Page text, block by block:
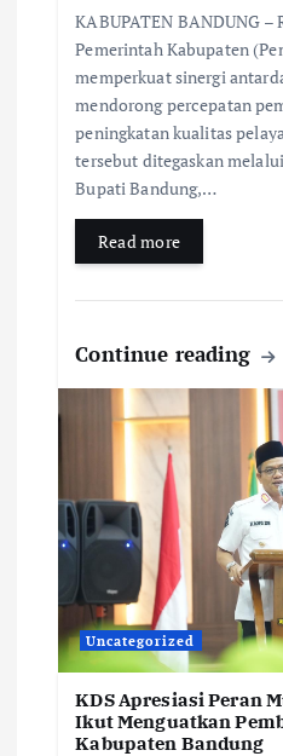
KABUPATEN BANDUNG –
Pemerintah Kabupaten
memperkuat sinergi
mendorong percepatan
peningkatan kualitas
tersebut ditegaskan
Bupati Bandung,…
Read more
Continue reading
Uncategorized
KDS Apresiasi Peran
Ikut Menguatkan
Kabupaten Bandung